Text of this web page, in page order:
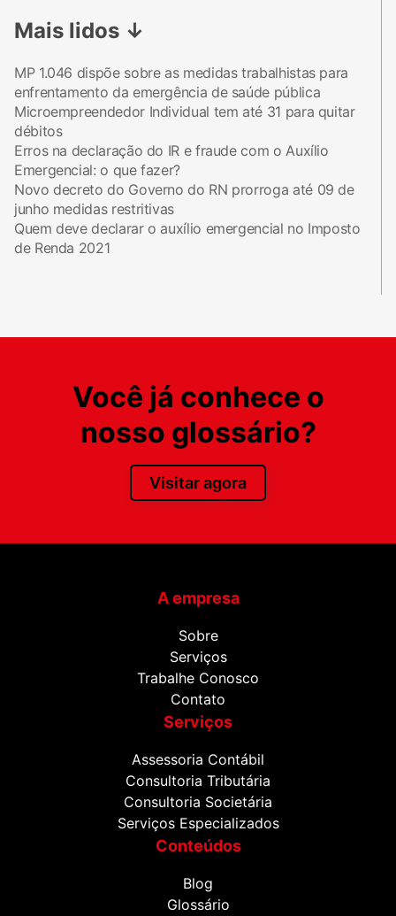
Mais lidos ↓
MP 1.046 dispõe sobre as medidas trabalhistas para
enfrentamento da emergência de saúde pública
Microempreendedor Individual tem até 31 para quitar
débitos
Erros na declaração do IR e fraude com o Auxílio
Emergencial: o que fazer?
Novo decreto do Governo do RN prorroga até 09 de
junho medidas restritivas
Quem deve declarar o auxílio emergencial no Imposto
de Renda 2021
Você já conhece o
nosso glossário?
Visitar agora
A empresa
Sobre
Serviços
Trabalhe Conosco
Contato
Serviços
Assessoria Contábil
Consultoria Tributária
Consultoria Societária
Serviços Especializados
Conteúdos
Blog
Glossário